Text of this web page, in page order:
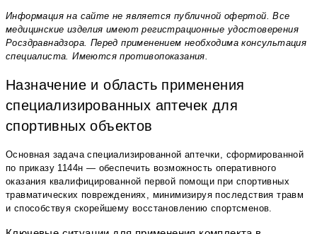
Информация на сайте не является публичной офертой. Все
медицинские изделия имеют регистрационные удостоверения
Росздравнадзора. Перед применением необходима консультация
специалиста. Имеются противопоказания.
Назначение и область применения
специализированных аптечек для
спортивных объектов
Основная задача специализированной аптечки, сформированной
по приказу 1144н — обеспечить возможность оперативного
оказания квалифицированной первой помощи при спортивных
травматических повреждениях, минимизируя последствия травм
и способствуя скорейшему восстановлению спортсменов.